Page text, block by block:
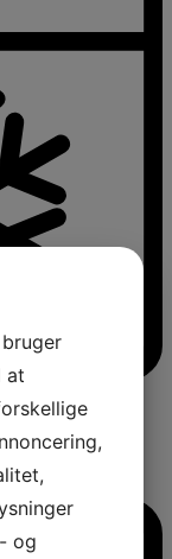
at
og